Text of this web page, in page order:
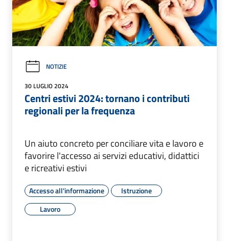
NOTIZIE
30 LUGLIO 2024
Centri estivi 2024: tornano i contributi
regionali per la frequenza
Un aiuto concreto per conciliare vita e lavoro e
favorire l'accesso ai servizi educativi, didattici
e ricreativi estivi
Accesso all'informazione
Istruzione
Lavoro